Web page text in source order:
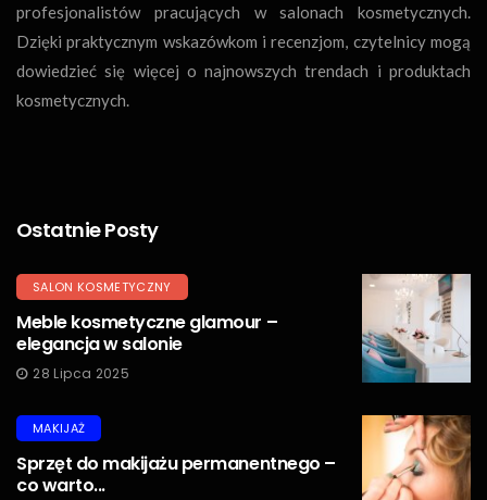
profesjonalistów pracujących w salonach kosmetycznych.
Dzięki praktycznym wskazówkom i recenzjom, czytelnicy mogą
dowiedzieć się więcej o najnowszych trendach i produktach
kosmetycznych.
Ostatnie Posty
SALON KOSMETYCZNY
Meble kosmetyczne glamour –
elegancja w salonie
28 Lipca 2025
MAKIJAŻ
Sprzęt do makijażu permanentnego –
co warto...